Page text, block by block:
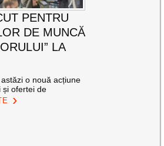
PENTRU
DE MUNCĂ
LA
o nouă acțiune
și ofertei de